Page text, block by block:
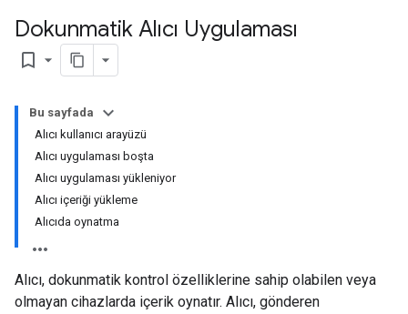
Dokunmatik Alıcı Uygulaması
bookmark_border
Bu sayfada
Alıcı kullanıcı arayüzü
Alıcı uygulaması boşta
Alıcı uygulaması yükleniyor
Alıcı içeriği yükleme
Alıcıda oynatma
Alıcı, dokunmatik kontrol özelliklerine sahip olabilen veya
olmayan cihazlarda içerik oynatır. Alıcı, gönderen